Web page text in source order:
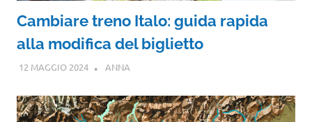
Cambiare treno Italo: guida rapida
alla modifica del biglietto
12 MAGGIO 2024 ANNA